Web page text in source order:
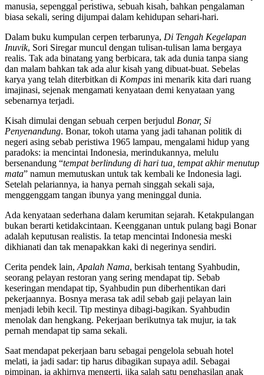
manusia, sepenggal peristiwa, sebuah kisah, bahkan pengalaman
biasa sekali, sering dijumpai dalam kehidupan sehari-hari.
Dalam buku kumpulan cerpen terbarunya, Di Tengah Kegelapan
Inuvik, Sori Siregar muncul dengan tulisan-tulisan lama bergaya
realis. Tak ada binatang yang berbicara, tak ada dunia tanpa siang
dan malam bahkan tak ada alur kisah yang dibuat-buat. Sebelas
karya yang telah diterbitkan di Kompas ini menarik kita dari ruang
imajinasi, sejenak mengamati kenyataan demi kenyataan yang
sebenarnya terjadi.
Kisah dimulai dengan sebuah cerpen berjudul Bonar, Si
Penyenandung. Bonar, tokoh utama yang jadi tahanan politik di
negeri asing sebab peristiwa 1965 lampau, mengalami hidup yang
paradoks: ia mencintai Indonesia, merindukannya, melulu
bersenandung “tempat berlindung di hari tua, tempat akhir menutup
mata” namun memutuskan untuk tak kembali ke Indonesia lagi.
Setelah pelariannya, ia hanya pernah singgah sekali saja,
menggenggam tangan ibunya yang meninggal dunia.
Ada kenyataan sederhana dalam kerumitan sejarah. Ketakpulangan
bukan berarti ketidakcintaan. Keengganan untuk pulang bagi Bonar
adalah keputusan realistis. Ia tetap mencintai Indonesia meski
dikhianati dan tak menapakkan kaki di negerinya sendiri.
Cerita pendek lain, Apalah Nama, berkisah tentang Syahbudin,
seorang pelayan restoran yang sering mendapat tip. Sebab
keseringan mendapat tip, Syahbudin pun diberhentikan dari
pekerjaannya. Bosnya merasa tak adil sebab gaji pelayan lain
menjadi lebih kecil. Tip mestinya dibagi-bagikan. Syahbudin
menolak dan hengkang. Pekerjaan berikutnya tak mujur, ia tak
pernah mendapat tip sama sekali.
Saat mendapat pekerjaan baru sebagai pengelola sebuah hotel
melati, ia jadi sadar: tip harus dibagikan supaya adil. Sebagai
pimpinan, ia akhirnya mengerti, jika salah satu penghasilan anak